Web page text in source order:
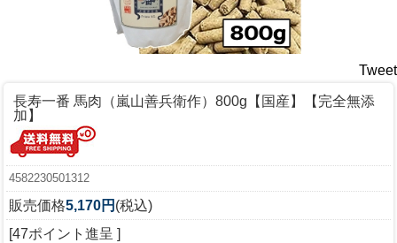
Tweet
長寿一番 馬肉（嵐山善兵衛作）800g【国産】【完全無添
加】
4582230501312
販売価格5,170円 (税込)
[47ポイント進呈 ]